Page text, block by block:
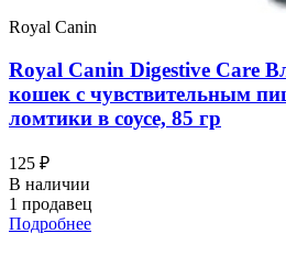
Royal Canin
Royal Canin Digestive Care
кошек с чувствительным
ломтики в соусе, 85 гр
125 ₽
В наличии
1 продавец
Подробнее